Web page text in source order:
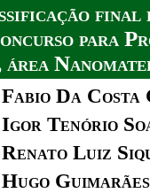
final
para
área
Da
Tenório
Luiz